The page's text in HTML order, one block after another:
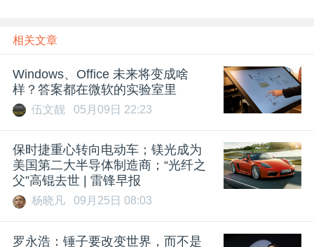
相关文章
Windows、Office 未来将变成啥
样？答案都在微软的实验室里
伍文靓 05月09日 22:23
保时捷重心转向电动车；镁光成为
美国第二大半导体制造商；“光纤之
父”高锟去世 | 雷锋早报
杨晓凡 09月25日 08:03
罗永浩：锤子要改变世界，而不是